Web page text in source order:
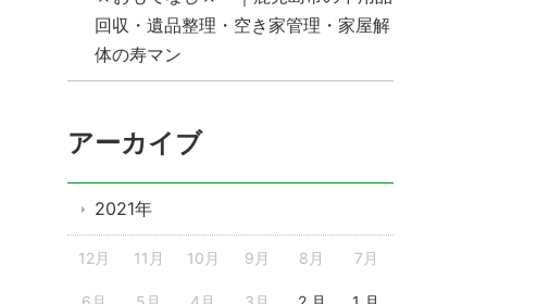
回収・遺品整理・空き家管理・家屋解
体の寿マン
アーカイブ
2021年
12月 11月 10月 9月 8月 7月